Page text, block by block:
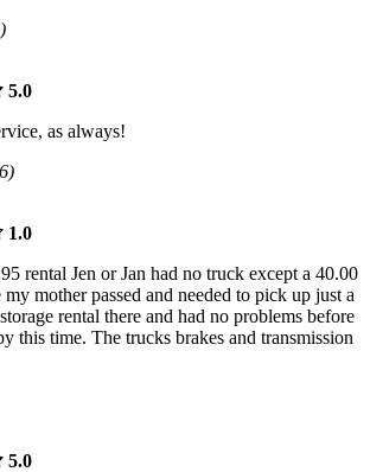
5.0
as always!
1.0
rental Jen or Jan had no truck except a 40.00
mother passed and needed to pick up just a
rental there and had no problems before
this time. The trucks brakes and transmission
5.0